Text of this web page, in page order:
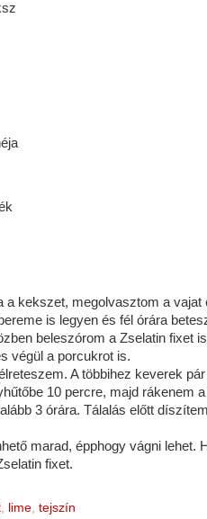
kekszet, megolvasztom a
is legyen és fél órára
beleszórom a Zselatin fixet
végül a porcukrot is.
A többihez keverek
10 percre, majd rákenem
3 órára. Tálalás előtt
marad, épphogy vágni
fixet.
lime tejszín